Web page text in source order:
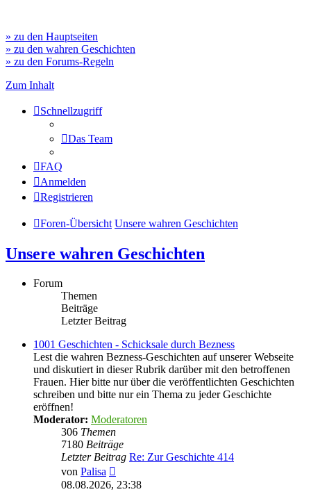
» zu den Hauptseiten
» zu den wahren Geschichten
» zu den Forums-Regeln
Zum Inhalt
Schnellzugriff
Das Team
FAQ
Anmelden
Registrieren
Foren-Übersicht Unsere wahren Geschichten
Unsere wahren Geschichten
Forum
Themen
Beiträge
Letzter Beitrag
1001 Geschichten - Schicksale durch Bezness
Lest die wahren Bezness-Geschichten auf unserer Webseite
und diskutiert in dieser Rubrik darüber mit den betroffenen
Frauen. Hier bitte nur über die veröffentlichten Geschichten
schreiben und bitte nur ein Thema zu jeder Geschichte
eröffnen!
Moderator: Moderatoren
306 Themen
7180 Beiträge
Letzter Beitrag Re: Zur Geschichte 414
von Palisa
Beitrag
08.08.2026, 23:38